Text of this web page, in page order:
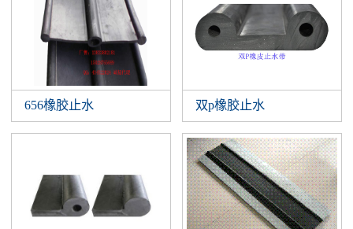
656橡胶止水 双p橡胶止水